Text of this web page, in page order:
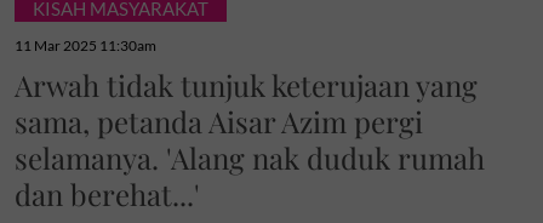
KISAH MASYARAKAT
11 Mar 2025 11:30am
Arwah tidak tunjuk keterujaan yang
sama, petanda Aisar Azim pergi
selamanya. 'Alang nak duduk rumah
dan berehat...'